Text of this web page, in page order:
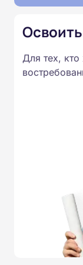
Для тех, кто